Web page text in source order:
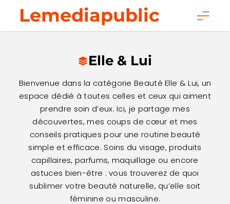
content
Lemediapublic
Elle & Lui
Bienvenue dans la catégorie Beauté Elle & Lui, un
espace dédié à toutes celles et ceux qui aiment
prendre soin d’eux. Ici, je partage mes
découvertes, mes coups de cœur et mes
conseils pratiques pour une routine beauté
simple et efficace. Soins du visage, produits
capillaires, parfums, maquillage ou encore
astuces bien-être : vous trouverez de quoi
sublimer votre beauté naturelle, qu’elle soit
féminine ou masculine.